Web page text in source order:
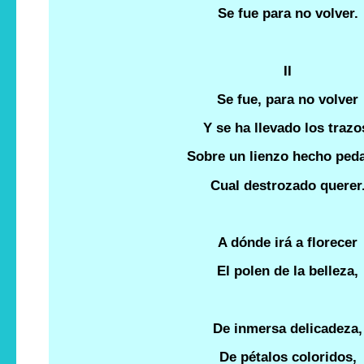
Se fue para no volver.
II
Se fue, para no volver
Y se ha llevado los
Sobre un lienzo hecho
Cual destrozado querer.
A dónde irá a florecer
El polen de la belleza,
De inmersa delicadeza,
De pétalos coloridos,